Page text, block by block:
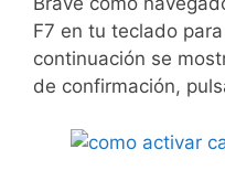
F7 en tu teclado
continuación se
de confirmación,